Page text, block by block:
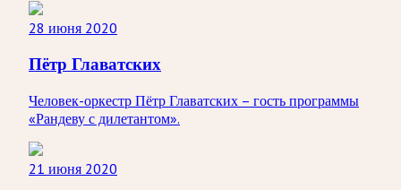
28 июня 2020
Пётр Главатских
Человек-оркестр Пётр Главатских – гость программы
«Рандеву с дилетантом».
21 июня 2020